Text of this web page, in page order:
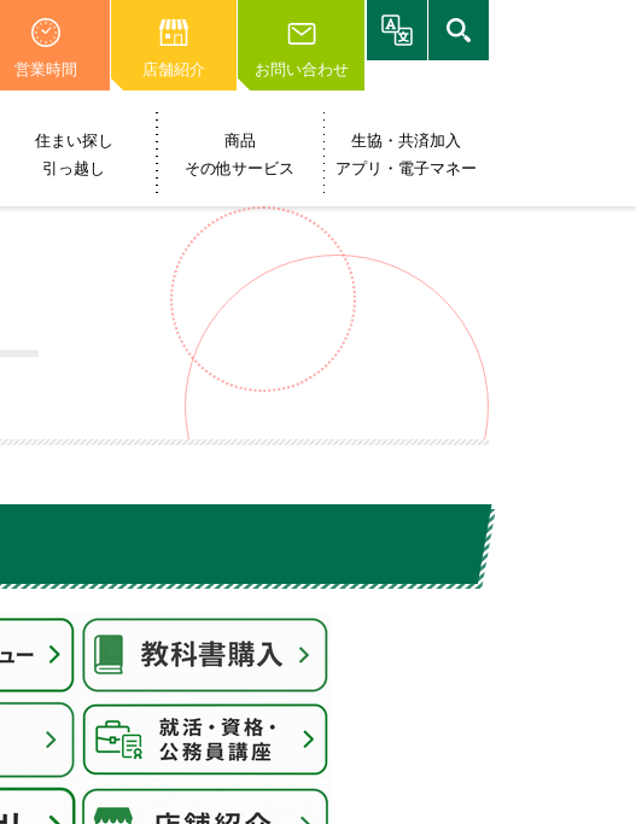
営業時間 店舗紹介 お問い合わせ
住まい探し
引っ越し
商品
その他サービス
生協・共済加入
アプリ・電子マネー